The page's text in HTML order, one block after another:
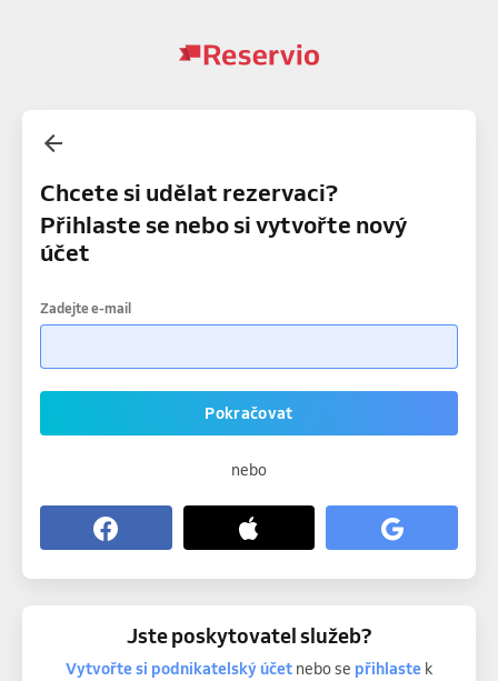
Chcete si udělat rezervaci?
Přihlaste se nebo si vytvořte nový
účet
Zadejte e-mail
Pokračovat
nebo
Jste poskytovatel služeb?
Vytvořte si podnikatelský účetnebo se přihlastek